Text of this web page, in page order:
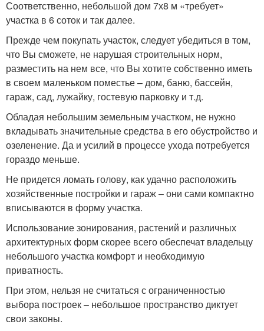
Соответственно, небольшой дом 7х8 м «требует»
участка в 6 соток и так далее.
Прежде чем покупать участок, следует убедиться в том,
что Вы сможете, не нарушая строительных норм,
разместить на нем все, что Вы хотите собственно иметь
в своем маленьком поместье – дом, баню, бассейн,
гараж, сад, лужайку, гостевую парковку и т.д.
Обладая небольшим земельным участком, не нужно
вкладывать значительные средства в его обустройство и
озеленение. Да и усилий в процессе ухода потребуется
гораздо меньше.
Не придется ломать голову, как удачно расположить
хозяйственные постройки и гараж – они сами компактно
вписываются в форму участка.
Использование зонирования, растений и различных
архитектурных форм скорее всего обеспечат владельцу
небольшого участка комфорт и необходимую
приватность.
При этом, нельзя не считаться с ограниченностью
выбора построек – небольшое пространство диктует
свои законы.